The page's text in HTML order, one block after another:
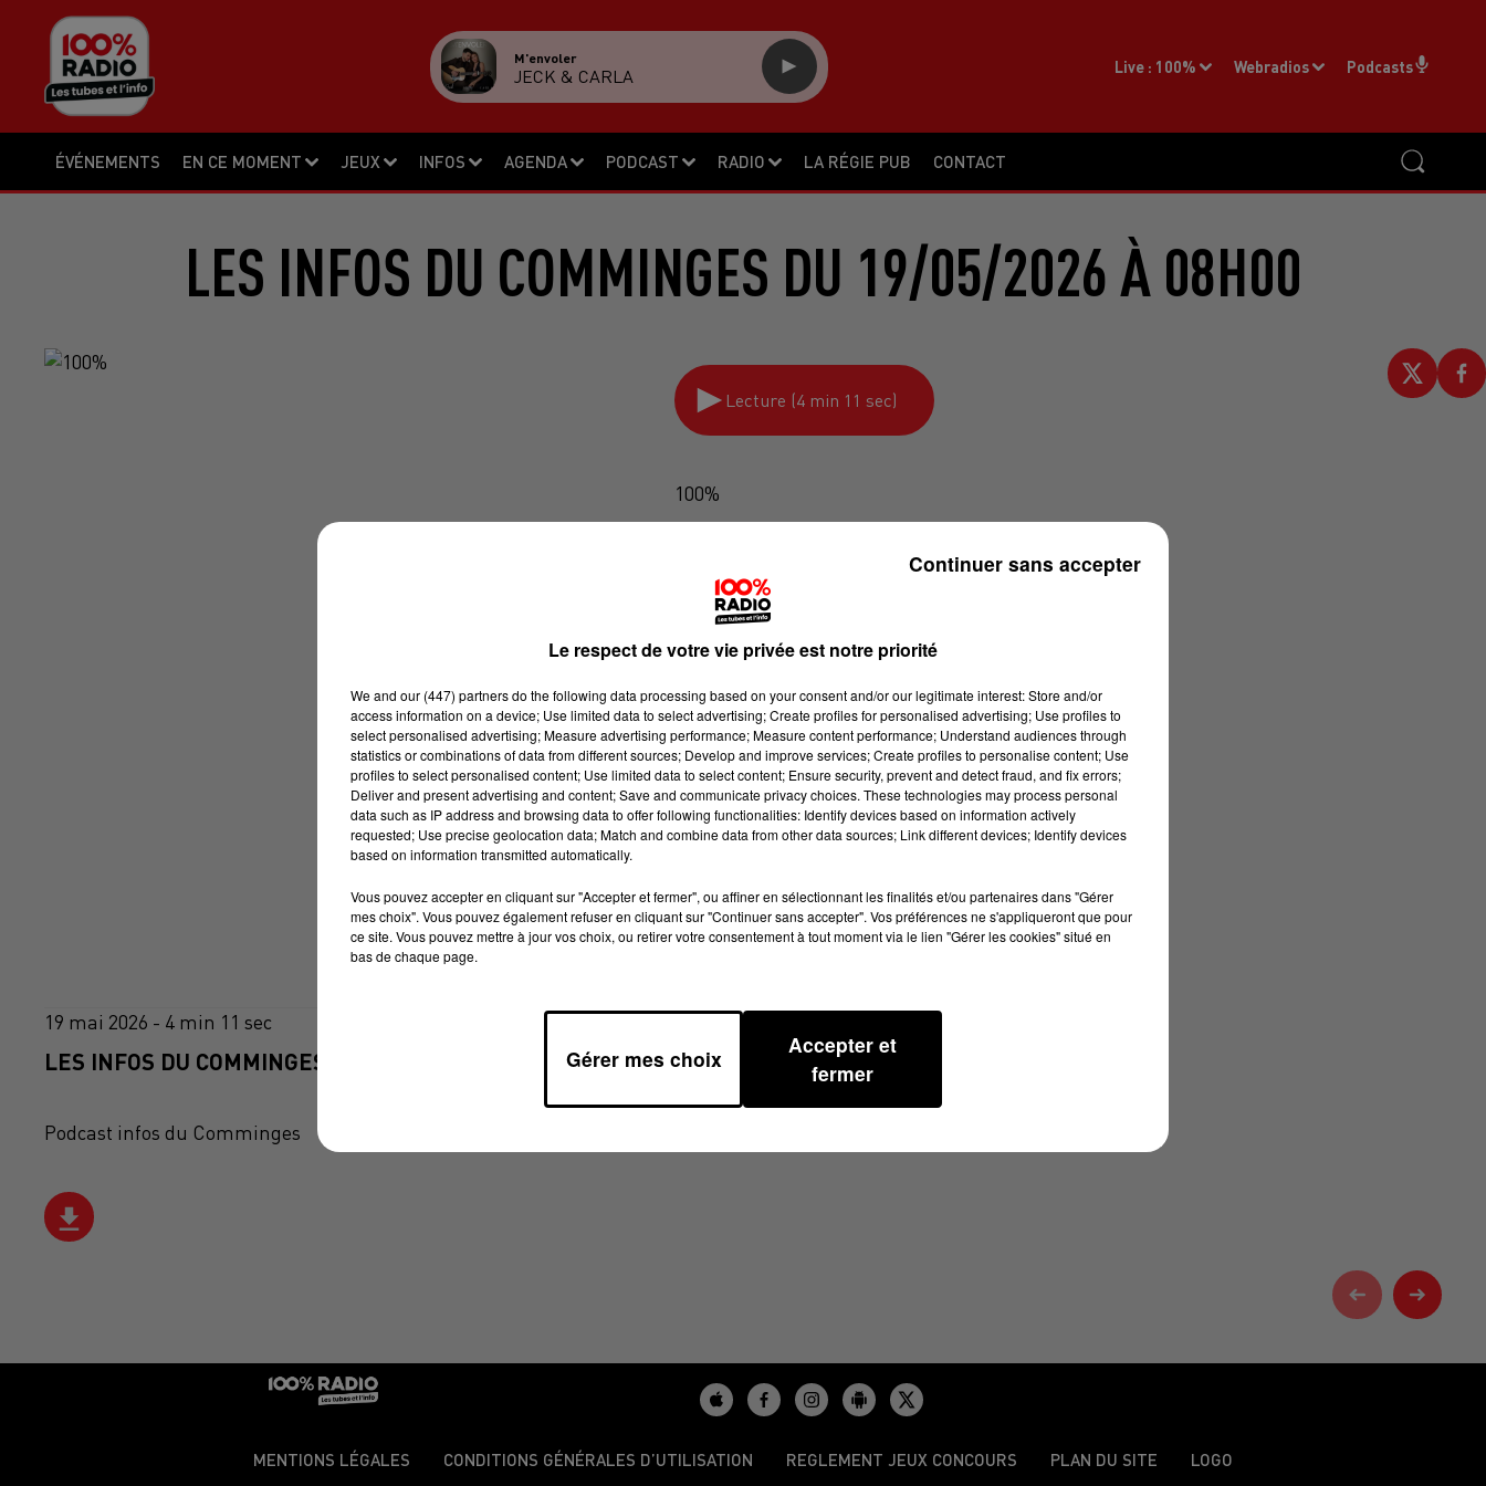
ÉVÉNEMENTS EN CE MOMENT JEUX INFOS AGENDA PODCAST RADIO LA RÉGIE PUB CONTACT
Live : 100% Webradios Podcasts
M'envoler
JECK & CARLA
LES INFOS DU COMMINGES DU 19/05/2026 À 08H00
Lecture (4 min 11 sec)
100%
19 mai 2026 - 4 min 11 sec
LES INFOS DU COMMINGES DU 19/05/2026 À 08H00
Podcast infos du Comminges
MENTIONS LÉGALES CONDITIONS GÉNÉRALES D’UTILISATION REGLEMENT JEUX CONCOURS PLAN DU SITE LOGO
Le respect de votre vie privée est notre priorité
We and our (447) partnersdo the following data processing based on your consent and/or our legitimate interest: Store and/or
access information on a device; Use limited data to select advertising; Create profiles for personalised advertising; Use profiles to
select personalised advertising; Measure advertising performance; Measure content performance; Understand audiences through
statistics or combinations of data from different sources; Develop and improve services; Create profiles to personalise content; Use
profiles to select personalised content; Use limited data to select content; Ensure security, prevent and detect fraud, and fix errors;
Deliver and present advertising and content; Save and communicate privacy choices. These technologies may process personal
data such as IP address and browsing data to offer following functionalities: Identify devices based on information actively
requested; Use precise geolocation data; Match and combine data from other data sources; Link different devices; Identify devices
based on information transmitted automatically.
Vous pouvez accepter en cliquant sur "Accepter et fermer", ou affiner en sélectionnant les finalités et/ou partenaires dans "Gérer
mes choix". Vous pouvez également refuser en cliquant sur "Continuer sans accepter". Vos préférences ne s'appliqueront que pour
ce site. Vous pouvez mettre à jour vos choix, ou retirer votre consentement à tout moment via le lien "Gérer les cookies" situé en
bas de chaque page.
Gérer mes choix
Accepter et
fermer
Continuer sans accepter